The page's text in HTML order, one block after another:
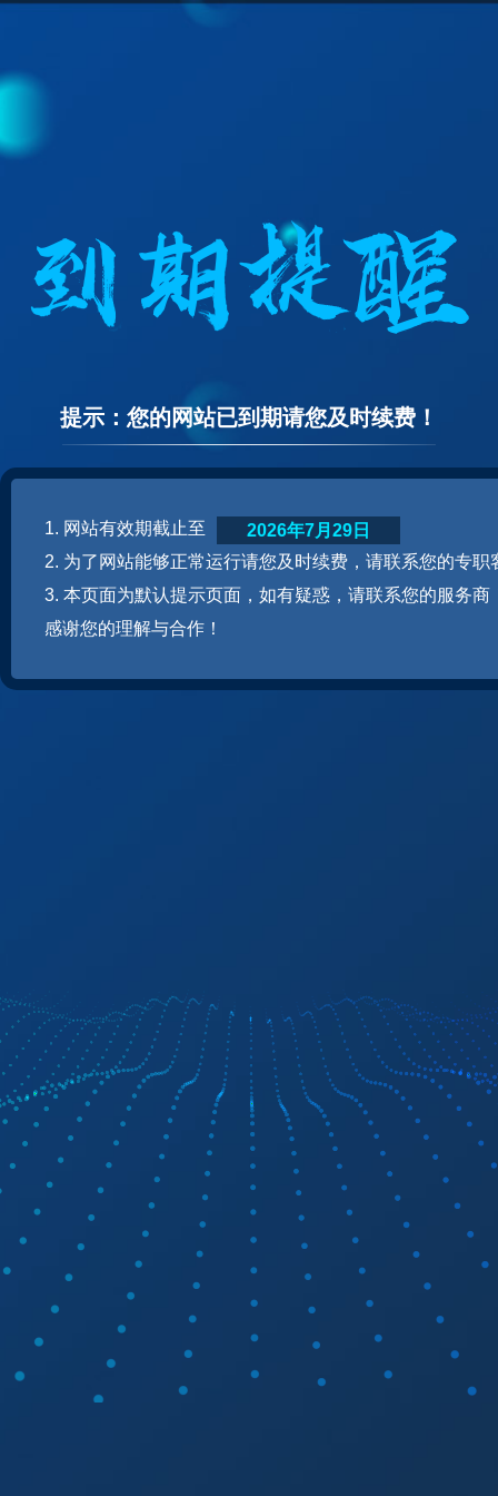
提示：您的网站已到期请您及时续费！
1. 网站有效期截止至
2. 为了网站能够正常运行请您及时续费，请联系您的专职
3. 本页面为默认提示页面，如有疑惑，请联系您的服务商
感谢您的理解与合作！
2026年7月29日